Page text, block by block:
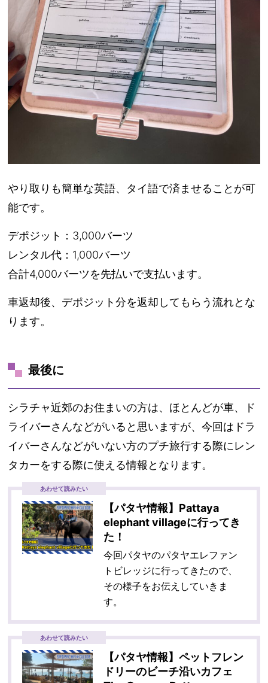
やり取りも簡単な英語、タイ語で済ませることが可
能です。
デポジット：3,000バーツ
レンタル代：1,000バーツ
合計4,000バーツを先払いで支払います。
車返却後、デポジット分を返却してもらう流れとな
ります。
最後に
シラチャ近郊のお住まいの方は、ほとんどが車、ド
ライバーさんなどがいると思いますが、今回はドラ
イバーさんなどがいない方のプチ旅行する際にレン
タカーをする際に使える情報となります。
あわせて読みたい
【パタヤ情報】Pattaya
elephant villageに行ってき
た！
今回パタヤのパタヤエレファン
トビレッジに行ってきたので、
その様子をお伝えしていきま
す。
あわせて読みたい
【パタヤ情報】ペットフレン
ドリーのビーチ沿いカフェ